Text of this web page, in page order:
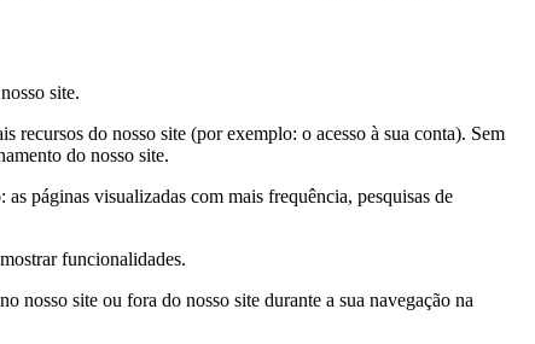
site.
recursos do nosso site (por exemplo: o acesso à sua conta). Sem
do nosso site.
páginas visualizadas com mais frequência, pesquisas de
funcionalidades.
nosso site ou fora do nosso site durante a sua navegação na